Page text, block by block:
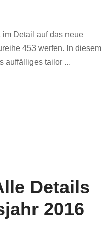
Detail auf das neue
453 werfen. In diesem
auffälliges tailor ...
Details
2016